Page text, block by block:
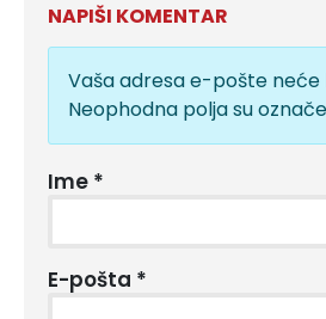
NAPIŠI KOMENTAR
Vaša adresa e-pošte neće
Neophodna polja su
Ime *
E-pošta *